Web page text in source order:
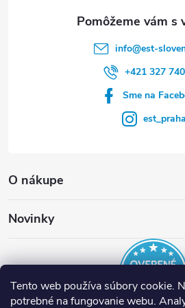
Tento web používa súbory cookie.
potrebné na fungovanie webu.
O nákupe
Novinky
info@est-
+421 327
Sme na
est_praha